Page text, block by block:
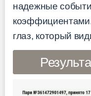
надежные
глаз, который